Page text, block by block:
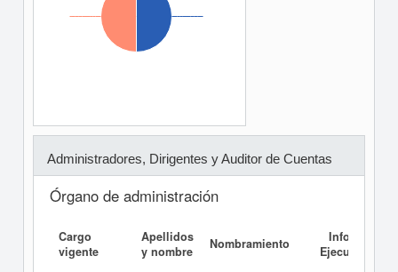
Administradores, Dirigentes y Auditor de Cuentas
Órgano de administración
Cargo
vigente
Apellidos
y nombre
Nombramiento
Informe
Ejecutivo